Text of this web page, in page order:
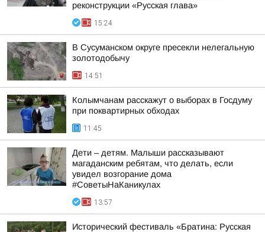
реконструкции «Русская глава»
15:24
В Сусуманском округе пресекли нелегальную
золотодобычу
14:51
Колымчанам расскажут о выборах в Госдуму
при поквартирных обходах
11:45
Дети – детям. Малыши рассказывают
магаданским ребятам, что делать, если
увидел возгорание дома
#СоветыНаКаникулах
13:57
Исторический фестиваль «Братина: Русская